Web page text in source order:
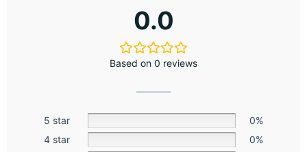
0.0
Based on 0 reviews
5 star
0%
4 star
0%